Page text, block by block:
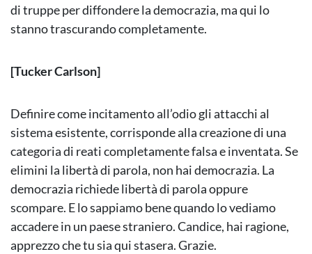
di truppe per diffondere la democrazia, ma qui lo
stanno trascurando completamente.
[Tucker Carlson]
Definire come incitamento all’odio gli attacchi al
sistema esistente, corrisponde alla creazione di una
categoria di reati completamente falsa e inventata. Se
elimini la libertà di parola, non hai democrazia. La
democrazia richiede libertà di parola oppure
scompare. E lo sappiamo bene quando lo vediamo
accadere in un paese straniero. Candice, hai ragione,
apprezzo che tu sia qui stasera. Grazie.